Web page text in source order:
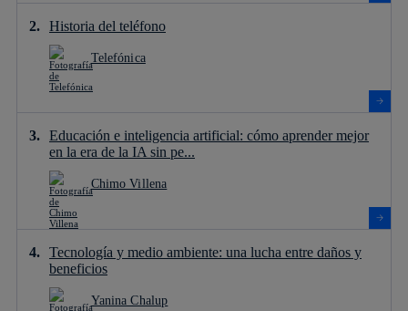
Historia del teléfono
Telefónica
Educación e inteligencia artificial: cómo aprender mejor
en la era de la IA sin pe...
Chimo Villena
Tecnología y medio ambiente: una lucha entre daños y
beneficios
Yanina Chalup